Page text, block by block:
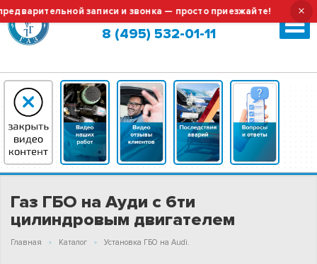
записи и звонка — просто приезжайте! ×
Москва (сменить город?)
8 (495) 532-01-11
Газ ГБО на Ауди с 6ти
цилиндровым двигателем
Главная Каталог Установка ГБО на Audi.